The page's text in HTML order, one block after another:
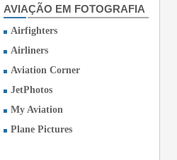
AVIAÇÃO EM FOTOGRAFIA
Airfighters
Airliners
Aviation Corner
JetPhotos
My Aviation
Plane Pictures